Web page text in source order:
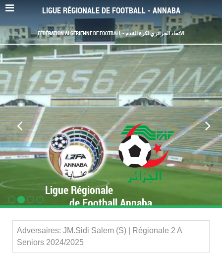
LIGUE RÉGIONALE DE FOOTBALL - ANNABA
FÉDÉRATION ALGÉRIENNE DE FOOTBALL - الاتحاد الجزائري لكرة القدم
Ligue Régionale
de Football Annaba
Adversaires: JM.Sidi Salem (S) | Régionale 2 A
Seniors 2024/2025